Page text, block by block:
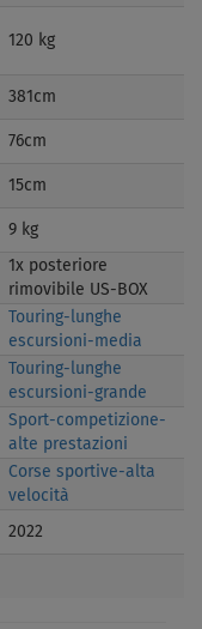
120 kg
381cm
76cm
15cm
9 kg
1x posteriore
rimovibile US-BOX
Touring-lunghe
escursioni-media
Touring-lunghe
escursioni-grande
Sport-competizione-
alte prestazioni
Corse sportive-alta
velocità
2022